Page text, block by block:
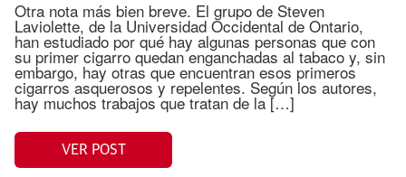
Otra nota más bien breve. El grupo de Steven
Laviolette, de la Universidad Occidental de Ontario,
han estudiado por qué hay algunas personas que con
su primer cigarro quedan enganchadas al tabaco y, sin
embargo, hay otras que encuentran esos primeros
cigarros asquerosos y repelentes. Según los autores,
hay muchos trabajos que tratan de la […]
VER POST